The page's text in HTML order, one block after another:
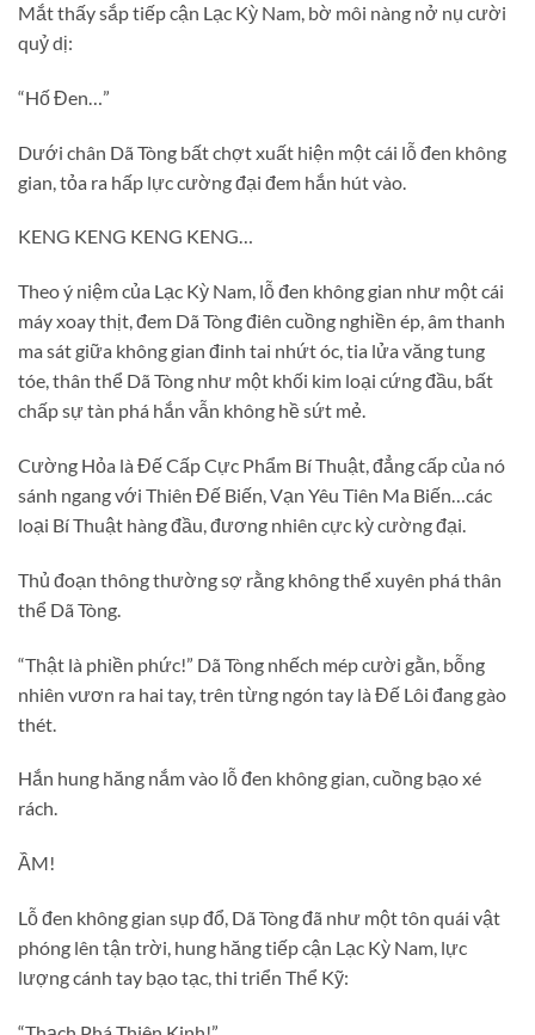
Mắt thấy sắp tiếp cận Lạc Kỳ Nam, bờ môi nàng nở nụ cười
quỷ dị:
“Hố Đen…”
Dưới chân Dã Tòng bất chợt xuất hiện một cái lỗ đen không
gian, tỏa ra hấp lực cường đại đem hắn hút vào.
KENG KENG KENG KENG…
Theo ý niệm của Lạc Kỳ Nam, lỗ đen không gian như một cái
máy xoay thịt, đem Dã Tòng điên cuồng nghiền ép, âm thanh
ma sát giữa không gian đinh tai nhứt óc, tia lửa văng tung
tóe, thân thể Dã Tòng như một khối kim loại cứng đầu, bất
chấp sự tàn phá hắn vẫn không hề sứt mẻ.
Cường Hỏa là Đế Cấp Cực Phẩm Bí Thuật, đẳng cấp của nó
sánh ngang với Thiên Đế Biến, Vạn Yêu Tiên Ma Biến…các
loại Bí Thuật hàng đầu, đương nhiên cực kỳ cường đại.
Thủ đoạn thông thường sợ rằng không thể xuyên phá thân
thể Dã Tòng.
“Thật là phiền phức!” Dã Tòng nhếch mép cười gằn, bỗng
nhiên vươn ra hai tay, trên từng ngón tay là Đế Lôi đang gào
thét.
Hắn hung hăng nắm vào lỗ đen không gian, cuồng bạo xé
rách.
ẦM!
Lỗ đen không gian sụp đổ, Dã Tòng đã như một tôn quái vật
phóng lên tận trời, hung hăng tiếp cận Lạc Kỳ Nam, lực
lượng cánh tay bạo tạc, thi triển Thể Kỹ: